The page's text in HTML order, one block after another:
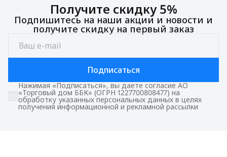
Получите скидку 5%
Подпишитесь на наши акции и новости и
получите скидку на первый заказ
Подписаться
Нажимая «Подписаться», вы даете согласие АО
«Торговый дом ББК» (ОГРН 1227700808477) на
обработку указанных персональных данных в целях
получения информационной и рекламной рассылки